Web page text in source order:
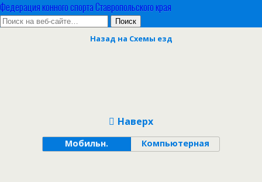
Федерация конного спорта Ставропольского края
Назад на Схемы езд
Наверх
Мобильн. Компьютерная